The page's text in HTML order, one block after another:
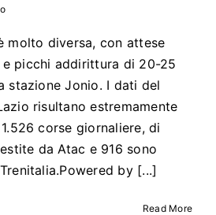
molto diversa, con attese
e picchi addirittura di 20-25
stazione Jonio. I dati del
risultano estremamente
corse giornaliere, di
da Atac e 916 sono
by [...]
Read More